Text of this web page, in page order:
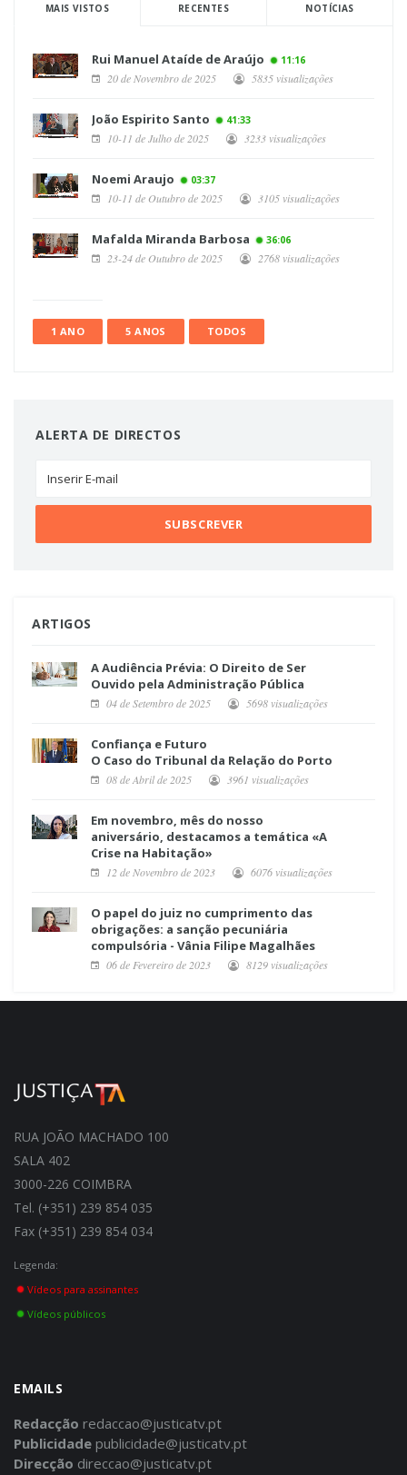
MAIS VISTOS RECENTES NOTÍCIAS
Rui Manuel Ataíde de Araújo 11:16
20 de Novembro de 2025 5835 visualizações
João Espirito Santo 41:33
10-11 de Julho de 2025 3233 visualizações
Noemi Araujo 03:37
10-11 de Outubro de 2025 3105 visualizações
Mafalda Miranda Barbosa 36:06
23-24 de Outubro de 2025 2768 visualizações
1 ANO 5 ANOS TODOS
ALERTA DE DIRECTOS
ARTIGOS
A Audiência Prévia: O Direito de Ser
Ouvido pela Administração Pública
04 de Setembro de 2025 5698 visualizações
Confiança e Futuro
O Caso do Tribunal da Relação do Porto
08 de Abril de 2025 3961 visualizações
Em novembro, mês do nosso
aniversário, destacamos a temática «A
Crise na Habitação»
12 de Novembro de 2023 6076 visualizações
O papel do juiz no cumprimento das
obrigações: a sanção pecuniária
compulsória - Vânia Filipe Magalhães
06 de Fevereiro de 2023 8129 visualizações
RUA JOÃO MACHADO 100
SALA 402
3000-226 COIMBRA
Tel. (+351) 239 854 035
Fax (+351) 239 854 034
Legenda:
Vídeos para assinantes
Vídeos públicos
EMAILS
Redacção redaccao@justicatv.pt
Publicidade publicidade@justicatv.pt
Direcção direccao@justicatv.pt